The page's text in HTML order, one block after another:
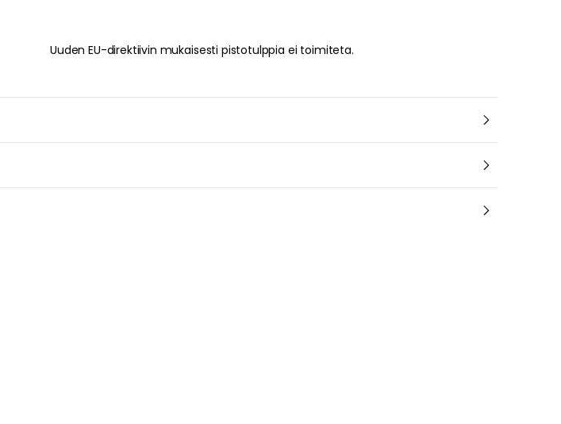
Uuden EU-direktiivin mukaisesti pistotulppia ei toimiteta.